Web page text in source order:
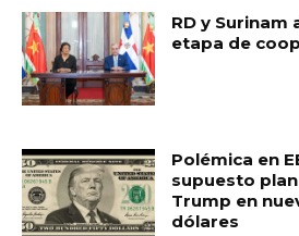
RD y Surinam
etapa de
Polémica en
supuesto
Trump en
dólares